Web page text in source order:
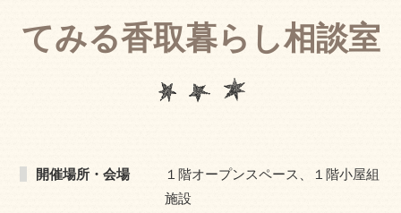
てみる香取暮らし相談室
開催場所・会場
１階オープンスペース、１階小屋組
施設